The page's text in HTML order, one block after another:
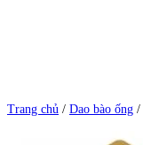
Trang chủ / Dao bào ống /